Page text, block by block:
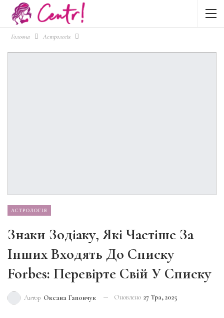
Головна Астрологія
АСТРОЛОГІЯ
Знаки Зодіаку, Які Частіше За
Інших Входять До Списку
Forbes: Перевірте Свій У Списку
Автор Оксана Гапончук Оновлено 27 Тра, 2025